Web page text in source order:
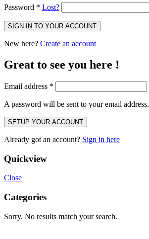
Password * Lost?
SIGN IN TO YOUR ACCOUNT
New here? Create an account
Great to see you here !
Email address *
A password will be sent to your email address.
SETUP YOUR ACCOUNT
Already got an account? Sign in here
Quickview
Close
Categories
Sorry. No results match your search.